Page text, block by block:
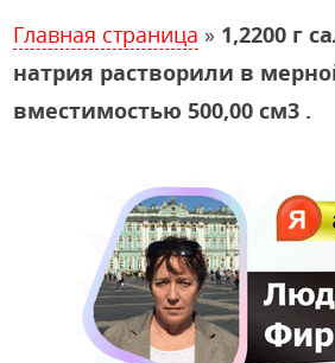
Главная страница » 1,2200 г
натрия растворили в
вместимостью 500,00 см3 .